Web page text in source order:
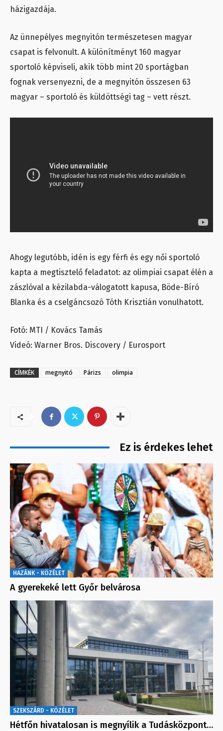
házigazdája.
Az ünnepélyes megnyitón természetesen magyar
csapat is felvonult. A különítményt 160 magyar
sportoló képviseli, akik több mint 20 sportágban
fognak versenyezni, de a megnyitón összesen 63
magyar – sportoló és küldöttségi tag – vett részt.
Ahogy legutóbb, idén is egy férfi és egy női sportoló
kapta a megtisztelő feladatot: az olimpiai csapat élén a
zászlóval a kézilabda-válogatott kapusa, Böde-Bíró
Blanka és a cselgáncsozó Tóth Krisztián vonulhatott.
Fotó: MTI / Kovács Tamás
Videó: Warner Bros. Discovery / Eurosport
CÍMKÉK megnyitó Párizs olimpia
Ez is érdekes lehet
HAZÁNK - KÖZÉLET
A gyerekeké lett Győr belvárosa
SZEKSZÁRD - KÖZÉLET
Hétfőn hivatalosan is megnyílik a Tudásközpont…